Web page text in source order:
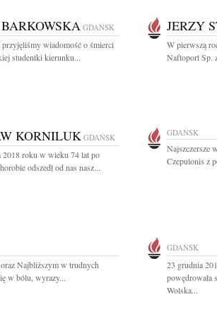
GDAŃSK
przyjęliśmy wiadomość o śmierci
studentki kierunku...
JERZY
W pierwszą
Naftoport Sp.
KORNILUK GDAŃSK
2018 roku w wieku 74 lat po
odszedł od nas nasz...
GDAŃSK
Najszczersze
Czepulonis z
Najbliższym w trudnych
w bólu, wyrazy...
GDAŃSK
23 grudnia
powędrowała
Wolska...